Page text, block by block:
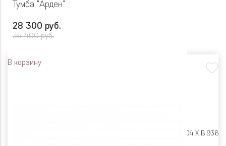
Тумба "Арден"
28 300 руб.
35 400 руб.
В корзину
Ш 1350 X Г 404 X В 936